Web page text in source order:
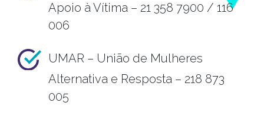
Apoio à Vítima – 21 358 7900 / 116
006
UMAR – União de Mulheres
Alternativa e Resposta – 218 873
005